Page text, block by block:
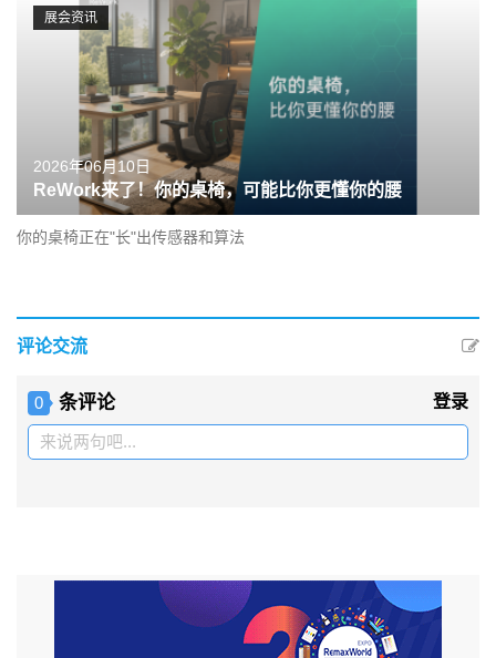
展会资讯
2026年06月10日
ReWork来了！你的桌椅，可能比你更懂你的腰
你的桌椅正在"长"出传感器和算法
评论交流
0 条评论 登录
来说两句吧...